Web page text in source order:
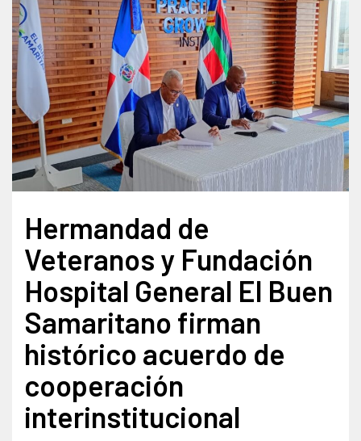
Hermandad de
Veteranos y Fundación
Hospital General El Buen
Samaritano firman
histórico acuerdo de
cooperación
interinstitucional